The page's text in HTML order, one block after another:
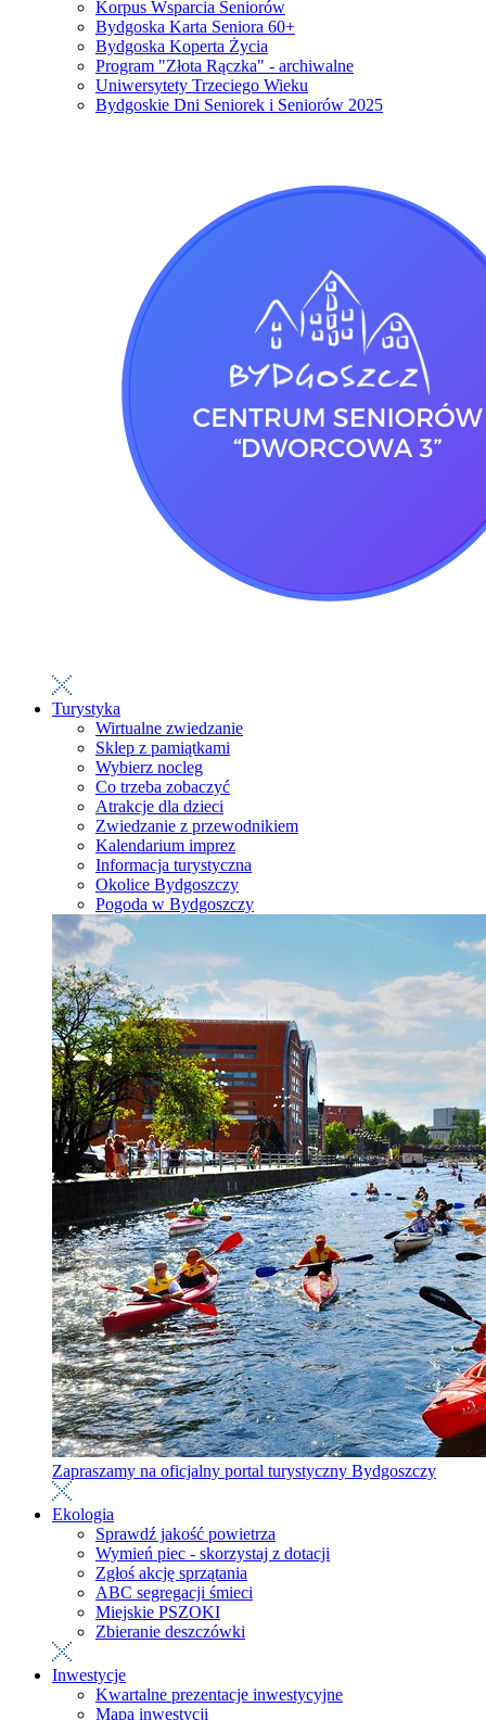
Korpus Wsparcia Seniorów
Bydgoska Karta Seniora 60+
Bydgoska Koperta Życia
Program "Złota Rączka" - archiwalne
Uniwersytety Trzeciego Wieku
Bydgoskie Dni Seniorek i Seniorów 2025
Turystyka
Wirtualne zwiedzanie
Sklep z pamiątkami
Wybierz nocleg
Co trzeba zobaczyć
Atrakcje dla dzieci
Zwiedzanie z przewodnikiem
Kalendarium imprez
Informacja turystyczna
Okolice Bydgoszczy
Pogoda w Bydgoszczy
Zapraszamy na oficjalny portal turystyczny Bydgoszczy
Ekologia
Sprawdź jakość powietrza
Wymień piec - skorzystaj z dotacji
Zgłoś akcję sprzątania
ABC segregacji śmieci
Miejskie PSZOKI
Zbieranie deszczówki
Inwestycje
Kwartalne prezentacje inwestycyjne
Mapa inwestycji